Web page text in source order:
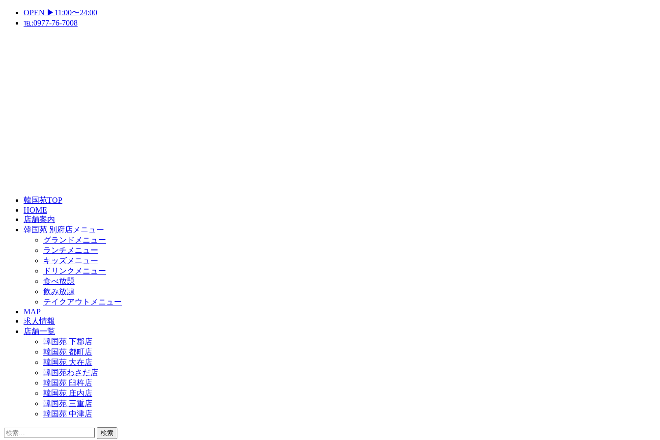
Skip
content
OPEN ▶11:00〜24:00
℡:0977-76-7008
韓国苑TOP
HOME
店舗案内
韓国苑 別府店メニュー
グランドメニュー
ランチメニュー
キッズメニュー
ドリンクメニュー
食べ放題
飲み放題
テイクアウトメニュー
MAP
求人情報
店舗一覧
韓国苑 下郡店
韓国苑 都町店
韓国苑 大在店
韓国苑わさだ店
韓国苑 臼杵店
韓国苑 庄内店
韓国苑 三重店
韓国苑 中津店
検